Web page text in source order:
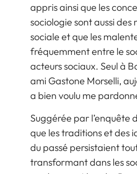
appris ainsi que les
sociologie sont aussi des
sociale et que les
fréquemment entre le
acteurs sociaux. Seul à
ami Gastone Morselli,
a bien voulu me
Suggérée par l’enquête
que les traditions et des
du passé persistaient
transformant dans les